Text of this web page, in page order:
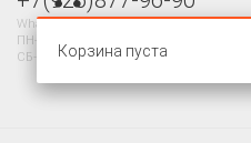
WhatsApp, Telegram
ПН-ПТ 10-20
СБ-ВС - ВЫХОДНОЙ
Корзина пуста